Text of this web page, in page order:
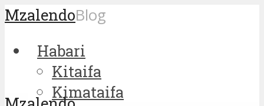
MzalendoBlog
Habari
Kitaifa
Kimataifa